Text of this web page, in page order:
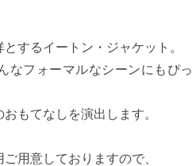
するイートン・ジャケット。
なフォーマルなシーンにもぴっ
もてなしを演出します。
用意しておりますので、